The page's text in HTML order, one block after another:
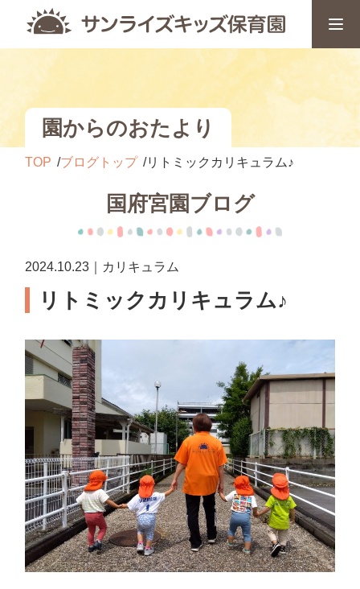
園からのおたより
TOP ブログトップ リトミックカリキュラム♪
国府宮園ブログ
2024.10.23｜カリキュラム
リトミックカリキュラム♪